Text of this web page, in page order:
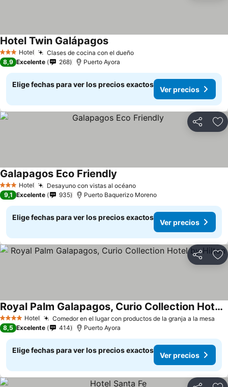
3 Estrellas
Hotel Clases de cocina con el dueñoVer precios
Hotel Twin GalápagosVer precios
8,9 Excelente 268 Puerto Ayora
Elige fechas para ver los precios exactos
Ver precios
Compartir
3 Estrellas
Hotel Desayuno con vistas al océanoVer precios
Galapagos Eco Friendly
9,1 Excelente 935 Puerto Baquerizo Moreno
Elige fechas para ver los precios exactos
Ver precios
Compartir
4 EstrellasHotel Comedor en el lugar con productos de la granja a la mesa
Royal Palm Galapagos, Curio Collection Hotel by Hilton
Ver precios
8,5 Excelente 414 Puerto Ayora
Elige fechas para ver los precios exactos
Ver precios